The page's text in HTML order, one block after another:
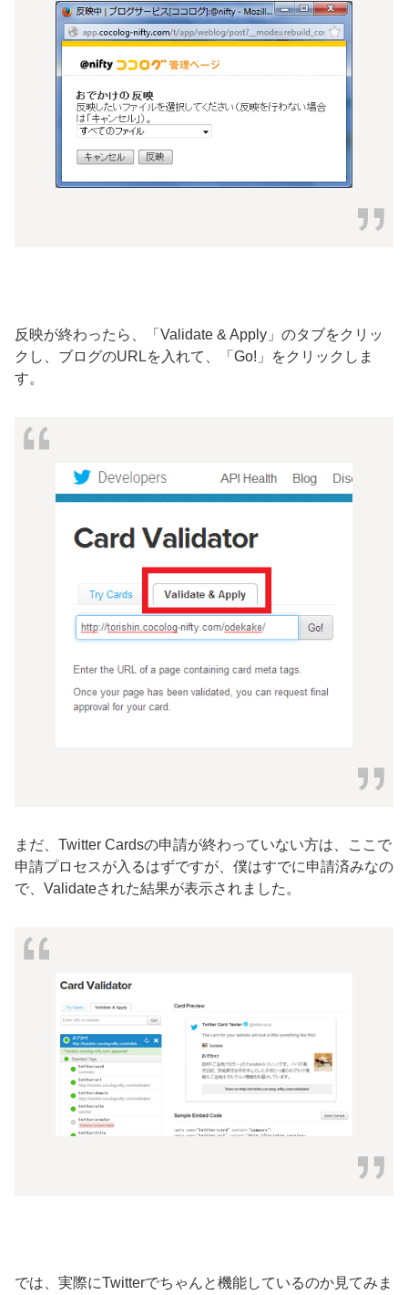
反映が終わったら、「Validate & Apply」のタブをクリッ
クし、ブログのURLを入れて、「Go!」をクリックしま
す。
まだ、Twitter Cardsの申請が終わっていない方は、ここで
申請プロセスが入るはずですが、僕はすでに申請済みなの
で、Validateされた結果が表示されました。
では、実際にTwitterでちゃんと機能しているのか見てみま